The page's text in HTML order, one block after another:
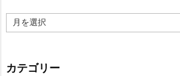
ー
ブ
カテゴリー